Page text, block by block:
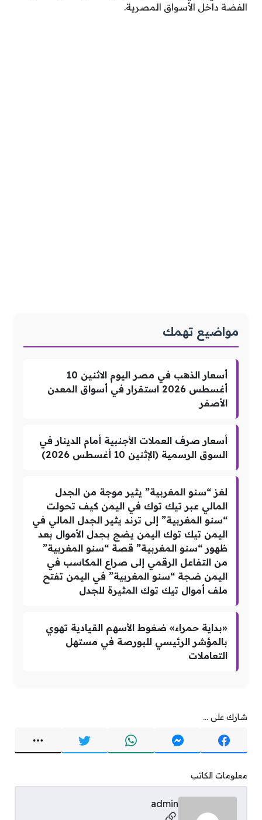
الفضة داخل الأسواق المصرية.
مواضيع تهمك
أسعار الذهب في مصر اليوم الاثنين 10
أغسطس 2026 استقرار في أسواق المعدن
الأصفر
أسعار صرف العملات الأجنبية أمام الدينار في
السوق الرسمية (الإثنين 10 أغسطس 2026)
لغز “سنو المغربية” يثير موجة من الجدل
المالي عبر تيك توك في اليمن كيف تحولت
“سنو المغربية” إلى ترند يثير الجدل المالي في
اليمن تيك توك اليمن يضج بجدل الأموال بعد
ظهور “سنو المغربية” قصة “سنو المغربية”
من التفاعل الرقمي إلى صراع المكاسب في
اليمن ضجة “سنو المغربية” في اليمن تفتح
ملف أموال تيك توك المثيرة للجدل
«بداية حمراء» ضغوط الأسهم القيادية تهوي
بالمؤشر الرئيسي للبورصة في مستهل
التعاملات
شارك على ...
معلومات الكاتب
admin